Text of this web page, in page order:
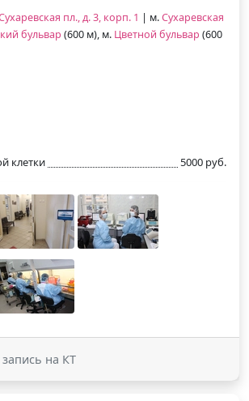
пл., д. 3, корп. 1 | м.Сухаревская
бульвар (600 м), м. Цветной бульвар (600
клетки 5000 руб.
запись на КТ